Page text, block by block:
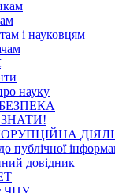
і науковцям
науку
публічної
довідник